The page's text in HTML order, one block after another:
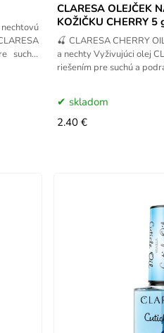
suchú,
CLARESA OLEJČEK
KOŽIČKU CHERRY 5
🍒 CLARESA CHERRY
a nechty Vyživujúci olej
riešením pre suchú a
skladom
2.40 €